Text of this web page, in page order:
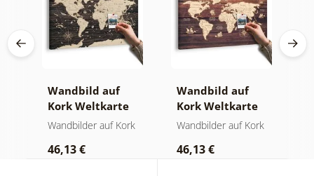
Wandbild auf
Kork Weltkarte
auf hölzernem
Wandbilder auf Kork
46,13 €
Wandbild auf
Kork Weltkarte
auf Holz
Wandbilder auf Kork
46,13 €